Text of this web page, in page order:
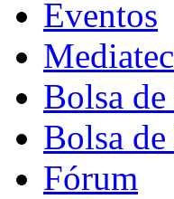
Eventos
Bolsa
Bolsa
Fórum